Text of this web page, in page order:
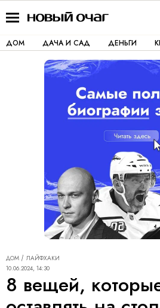
ДОМ ДАЧА И САД ДЕНЬГИ
ДОМ
ЛАЙФХАКИ
10.06.2024, 14:30
8 вещей,